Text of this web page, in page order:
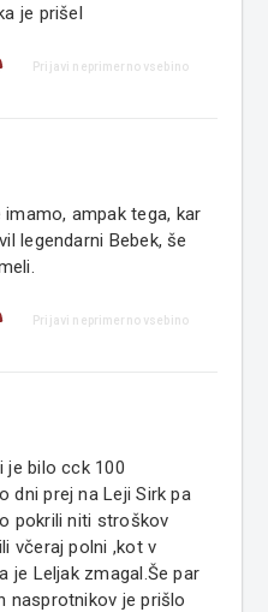
je prišel
Prijavi neprimerno vsebino
imamo, ampak tega, kar
legendarni Bebek, še
Prijavi neprimerno vsebino
je bilo cck 100
dni prej na Leji Sirk pa
pokrili niti stroškov
včeraj polni ,kot v
je Leljak zmagal.Še par
nasprotnikov je prišlo